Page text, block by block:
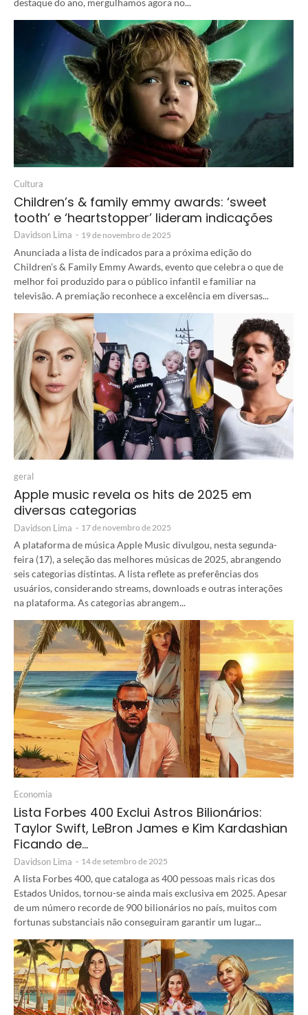
Cultura
Children’s & family emmy awards: ‘sweet
tooth’ e ‘heartstopper’ lideram indicações
Davidson Lima - 19 de novembro de 2025
Anunciada a lista de indicados para a próxima edição do
Children’s & Family Emmy Awards, evento que celebra o que de
melhor foi produzido para o público infantil e familiar na
televisão. A premiação reconhece a excelência em diversas...
geral
Apple music revela os hits de 2025 em
diversas categorias
Davidson Lima - 17 de novembro de 2025
A plataforma de música Apple Music divulgou, nesta segunda-
feira (17), a seleção das melhores músicas de 2025, abrangendo
seis categorias distintas. A lista reflete as preferências dos
usuários, considerando streams, downloads e outras interações
na plataforma. As categorias abrangem...
Economia
Lista Forbes 400 Exclui Astros Bilionários:
Taylor Swift, LeBron James e Kim Kardashian
Ficando de…
Davidson Lima - 14 de setembro de 2025
A lista Forbes 400, que cataloga as 400 pessoas mais ricas dos
Estados Unidos, tornou-se ainda mais exclusiva em 2025. Apesar
de um número recorde de 900 bilionários no país, muitos com
fortunas substanciais não conseguiram garantir um lugar...